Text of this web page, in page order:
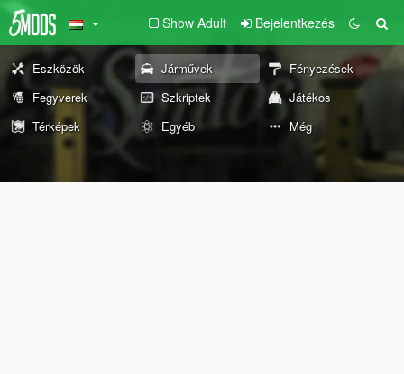
Show Adult Bejelentkezés
Eszközök Járművek
Fényezések
Fegyverek
Szkriptek
Játékos
Térképek
Egyéb Még